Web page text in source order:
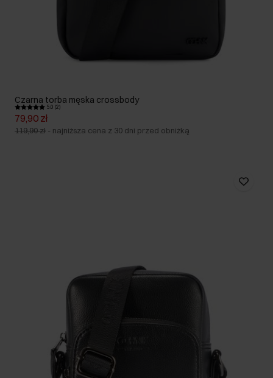
Czarna torba męska crossbody
5.0 (2)
79,90 zł
119,90 zł - najniższa cena z 30 dni przed obniżką